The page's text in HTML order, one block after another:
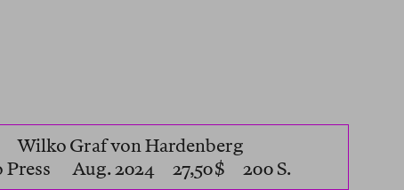
Wilko Graf von Hardenberg
Aug. 2024 27,50 $ 200 S.